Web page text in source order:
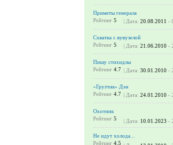
Приметы генерала
Рейтинг 5 | Дата: 20.08.2011 -
Схватка с вувузелой
Рейтинг 5 | Дата: 21.06.2010 -
Пишу стихидлы
Рейтинг 4.7 | Дата: 30.01.2010 -
«Грузчик» Дэн
Рейтинг 4.7 | Дата: 24.01.2010 -
Охотник
Рейтинг 5 | Дата: 10.01.2023 -
Не идут холода...
Рейтинг 4.5